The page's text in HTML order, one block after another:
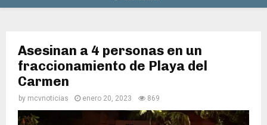
Asesinan a 4 personas en un
fraccionamiento de Playa del
Carmen
by mcvnoticias enero 20, 2023 869